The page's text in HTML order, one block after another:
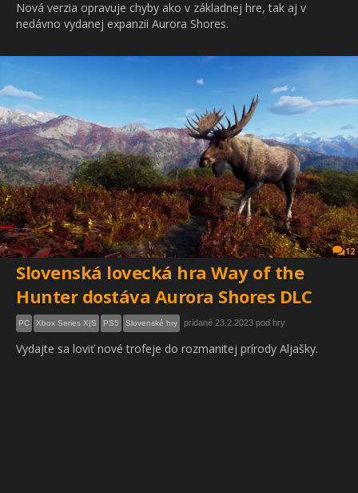
Nová verzia opravuje chyby ako v základnej hre, tak aj v
nedávno vydanej expanzii Aurora Shores.
12
Slovenská lovecká hra Way of the
Hunter dostáva Aurora Shores DLC
PC Xbox Series X|S PS5 Slovenské hry pridané 23.2.2023 pod hry
Vydajte sa loviť nové trofeje do rozmanitej prírody Aljašky.